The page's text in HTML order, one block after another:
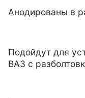
Анодированы в
Подойдут для
ВАЗ с